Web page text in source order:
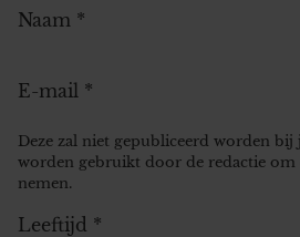
Naam *
E-mail *
Deze zal niet gepubliceerd worden bij
worden gebruikt door de redactie om
nemen.
Leeftijd *